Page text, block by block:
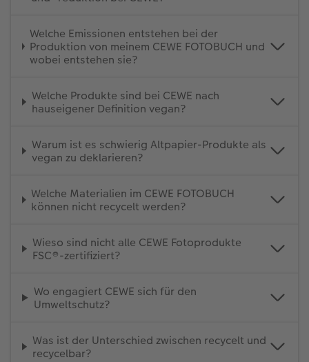
Welche Emissionen entstehen bei der
Produktion von meinem CEWE FOTOBUCH und
wobei entstehen sie?
Welche Produkte sind bei CEWE nach
hauseigener Definition vegan?
Warum ist es schwierig Altpapier-Produkte als
vegan zu deklarieren?
Welche Materialien im CEWE FOTOBUCH
können nicht recycelt werden?
Wieso sind nicht alle CEWE Fotoprodukte
FSC®-zertifiziert?
Wo engagiert CEWE sich für den
Umweltschutz?
Was ist der Unterschied zwischen recycelt und
recycelbar?